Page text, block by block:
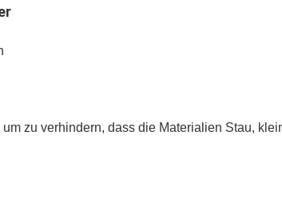
zu verhindern, dass die Materialien Stau,